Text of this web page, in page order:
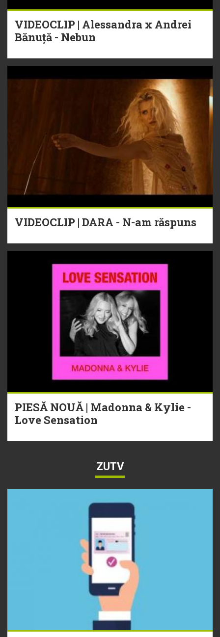
VIDEOCLIP | Alessandra x Andrei
Bănuță - Nebun
VIDEOCLIP | DARA - N-am răspuns
PIESĂ NOUĂ | Madonna & Kylie -
Love Sensation
ZUTV